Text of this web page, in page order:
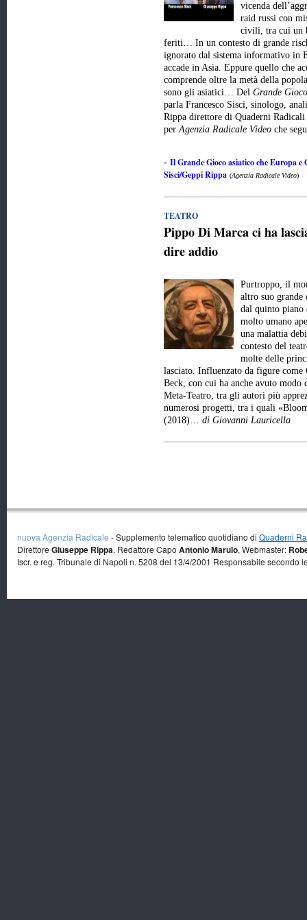
vicenda
raid russi con
civili, tra cui un
feriti… In un contesto di grande
ignorato dal sistema informativo in
accade in Asia. Eppure quello che
comprende oltre la metà della
sono gli asiatici… Del Grande
parla Francesco Sisci, sinologo,
Rippa direttore di Quaderni Radicali
perAgenzia Radicale Video che
- Il Grande Gioco asiatico che Europa e
Sisci/Geppi Rippa (Agenzia Radicale Video)
TEATRO
Pippo Di Marca ci ha
dire addio
Purtroppo, il
altro suo grande
dal quinto piano
molto umano
una malattia
contesto del
molte delle
lasciato. Influenzato da figure come
Beck, con cui ha anche avuto
Meta-Teatro, tra gli autori più
numerosi progetti, tra i quali
(2018)… di Giovanni Lauricella
nuova Agenzia Radicale - Supplemento telematico quotidiano di Quaderni
Direttore Giuseppe Rippa, Redattore Capo Antonio Marulo, Webmaster:
Iscr. e reg. Tribunale di Napoli n. 5208 del 13/4/2001 Responsabile secondo